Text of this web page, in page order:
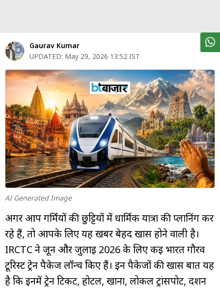
शेयर
बाज़ार
ट्रेंडिंग
बिजनेस
न्यूज
वीडियो
म्यूचुअल
फंड
Gaurav Kumar
UPDATED: May 29, 2026 13:52 IST
AI Generated Image
अगर आप गर्मियों की छुट्टियों में धार्मिक यात्रा की प्लानिंग कर
रहे हैं, तो आपके लिए यह खबर बेहद खास होने वाली है।
IRCTC ने जून और जुलाई 2026 के लिए कई भारत गौरव
टूरिस्ट ट्रेन पैकेज लॉन्च किए हैं। इन पैकेजों की खास बात यह
है कि इनमें ट्रेन टिकट, होटल, खाना, लोकल ट्रांसपोर्ट, दर्शन